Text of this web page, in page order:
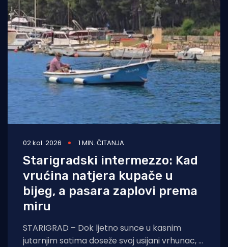
02 kol. 2026 1 MIN. ČITANJA
Starigradski intermezzo: Kad
vrućina natjera kupače u
bijeg, a pasara zaplovi prema
miru
STARIGRAD – Dok ljetno sunce u kasnim
jutarnjim satima doseže svoj usijani vrhunac, a